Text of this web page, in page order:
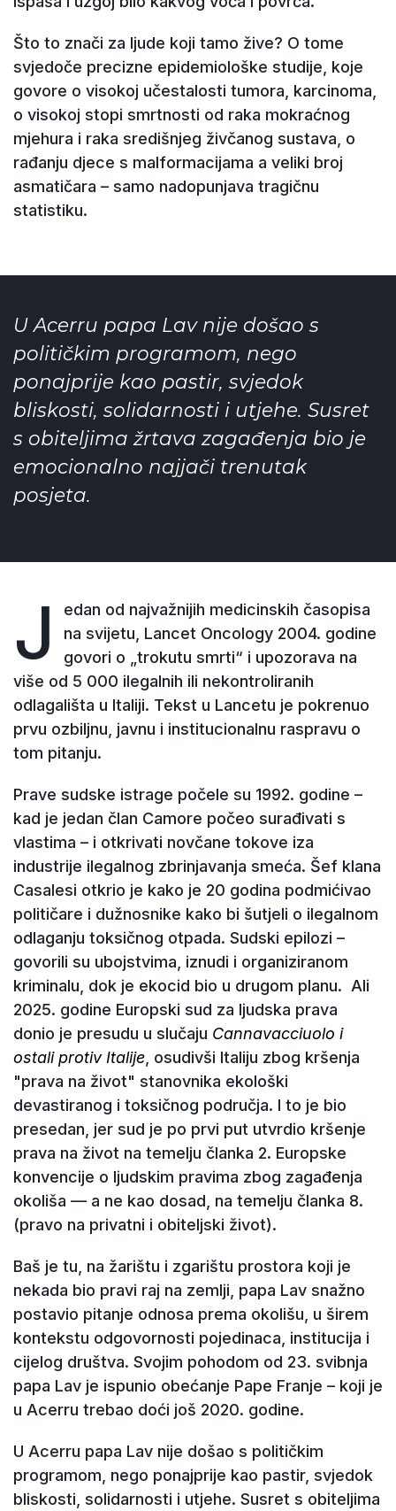
Što to znači za ljude koji tamo žive? O tome
svjedoče precizne epidemiološke studije, koje
govore o visokoj učestalosti tumora, karcinoma,
o visokoj stopi smrtnosti od raka mokraćnog
mjehura i raka središnjeg živčanog sustava, o
rađanju djece s malformacijama a veliki broj
asmatičara – samo nadopunjava tragičnu
statistiku.
U Acerru papa Lav nije došao s
političkim programom, nego
ponajprije kao pastir, svjedok
bliskosti, solidarnosti i utjehe. Susret
s obiteljima žrtava zagađenja bio je
emocionalno najjači trenutak
posjeta.
J
edan od najvažnijih medicinskih časopisa
na svijetu, Lancet Oncology 2004. godine
govori o „trokutu smrti“ i upozorava na
više od 5 000 ilegalnih ili nekontroliranih
odlagališta u Italiji. Tekst u Lancetu je pokrenuo
prvu ozbiljnu, javnu i institucionalnu raspravu o
tom pitanju.
Prave sudske istrage počele su 1992. godine –
kad je jedan član Camore počeo surađivati s
vlastima – i otkrivati novčane tokove iza
industrije ilegalnog zbrinjavanja smeća. Šef klana
Casalesi otkrio je kako je 20 godina podmićivao
političare i dužnosnike kako bi šutjeli o ilegalnom
odlaganju toksičnog otpada. Sudski epilozi –
govorili su ubojstvima, iznudi i organiziranom
kriminalu, dok je ekocid bio u drugom planu. Ali
2025. godine Europski sud za ljudska prava
donio je presudu u slučaju Cannavacciuolo i
ostali protiv Italije , osudivši Italiju zbog kršenja
"prava na život" stanovnika ekološki
devastiranog i toksičnog područja. I to je bio
presedan, jer sud je po prvi put utvrdio kršenje
prava na život na temelju članka 2. Europske
konvencije o ljudskim pravima zbog zagađenja
okoliša — a ne kao dosad, na temelju članka 8.
(pravo na privatni i obiteljski život).
Baš je tu, na žarištu i zgarištu prostora koji je
nekada bio pravi raj na zemlji, papa Lav snažno
postavio pitanje odnosa prema okolišu, u širem
kontekstu odgovornosti pojedinaca, institucija i
cijelog društva. Svojim pohodom od 23. svibnja
papa Lav je ispunio obećanje Pape Franje – koji je
u Acerru trebao doći još 2020. godine.
U Acerru papa Lav nije došao s političkim
programom, nego ponajprije kao pastir, svjedok
bliskosti, solidarnosti i utjehe. Susret s obiteljima